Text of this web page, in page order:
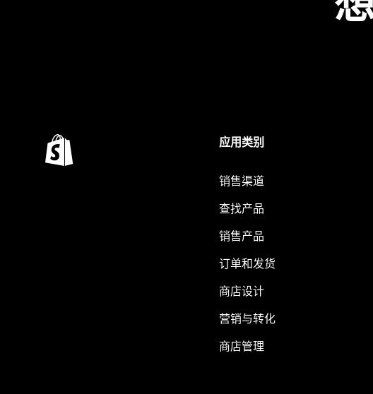
应用类别
销售渠道
查找产品
销售产品
订单和发货
商店设计
营销与转化
商店管理